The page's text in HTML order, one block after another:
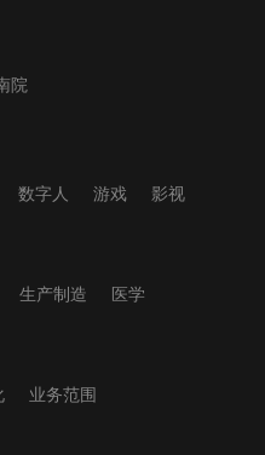
院
数字人 游戏 影视
生产制造 医学
业务范围